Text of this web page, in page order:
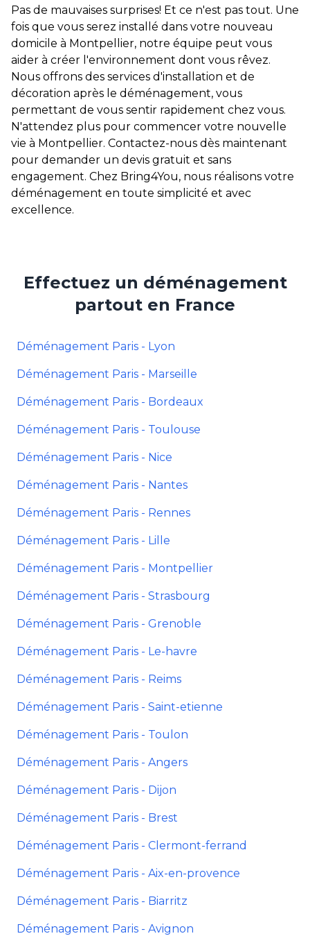
Pas de mauvaises surprises! Et ce n'est pas tout. Une
fois que vous serez installé dans votre nouveau
domicile à Montpellier, notre équipe peut vous
aider à créer l'environnement dont vous rêvez.
Nous offrons des services d'installation et de
décoration après le déménagement, vous
permettant de vous sentir rapidement chez vous.
N'attendez plus pour commencer votre nouvelle
vie à Montpellier. Contactez-nous dès maintenant
pour demander un devis gratuit et sans
engagement. Chez Bring4You, nous réalisons votre
déménagement en toute simplicité et avec
excellence.
Effectuez un déménagement
partout en France
Déménagement Paris - Lyon
Déménagement Paris - Marseille
Déménagement Paris - Bordeaux
Déménagement Paris - Toulouse
Déménagement Paris - Nice
Déménagement Paris - Nantes
Déménagement Paris - Rennes
Déménagement Paris - Lille
Déménagement Paris - Montpellier
Déménagement Paris - Strasbourg
Déménagement Paris - Grenoble
Déménagement Paris - Le-havre
Déménagement Paris - Reims
Déménagement Paris - Saint-etienne
Déménagement Paris - Toulon
Déménagement Paris - Angers
Déménagement Paris - Dijon
Déménagement Paris - Brest
Déménagement Paris - Clermont-ferrand
Déménagement Paris - Aix-en-provence
Déménagement Paris - Biarritz
Déménagement Paris - Avignon